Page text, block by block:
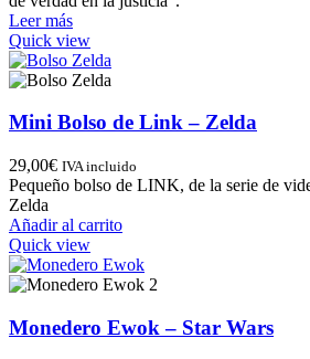
Leer más
Quick view
Mini Bolso de Link – Zelda
29,00€ IVA incluido
Pequeño bolso de LINK, de la serie de
Zelda
Añadir al carrito
Quick view
Monedero Ewok – Star Wars